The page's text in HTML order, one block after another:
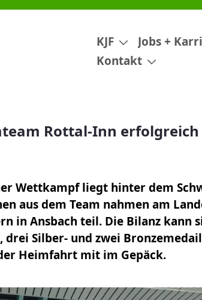
in Ansbach
KJF Jobs +
Kontakt
Rottal-Inn erfolgreich
Wettkampf liegt hinter dem
aus dem Team nahmen am
in Ansbach teil. Die Bilanz kann
drei Silber- und zwei
Heimfahrt mit im Gepäck.